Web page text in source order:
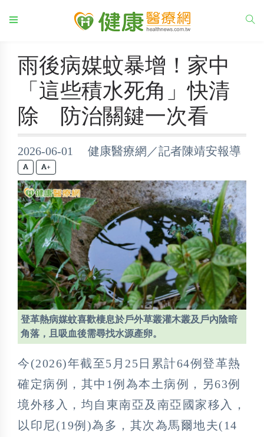
雨後病媒蚊暴增！家中
「這些積水死角」快清
除 防治關鍵一次看
2026-06-01 健康醫療網／記者陳靖安報導
+
登革熱病媒蚊喜歡棲息於戶外草叢灌木叢及戶內陰暗
角落，且吸血後需尋找水源產卵。
今(2026)年截至5月25日累計64例登革熱
確定病例，其中1例為本土病例，另63例
境外移入，均自東南亞及南亞國家移入，
以印尼(19例)為多，其次為馬爾地夫(14